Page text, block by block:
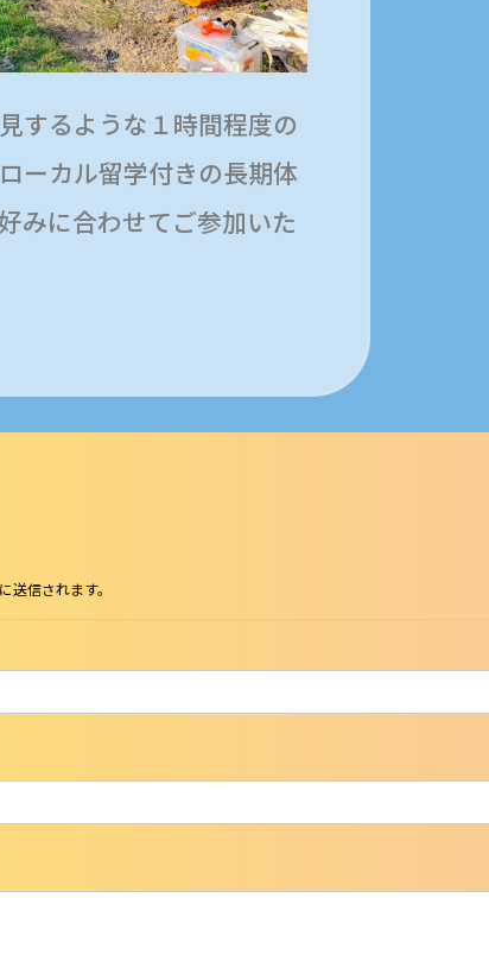
するような１時間程度の
ーカル留学付きの長期体
みに合わせてご参加いた